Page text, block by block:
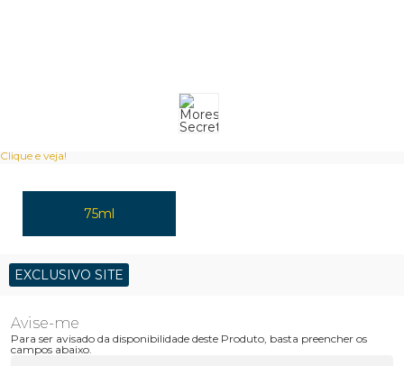
Clique e veja!
75ml
EXCLUSIVO SITE
Para ser avisado da disponibilidade deste Produto, basta preencher os
campos abaixo.